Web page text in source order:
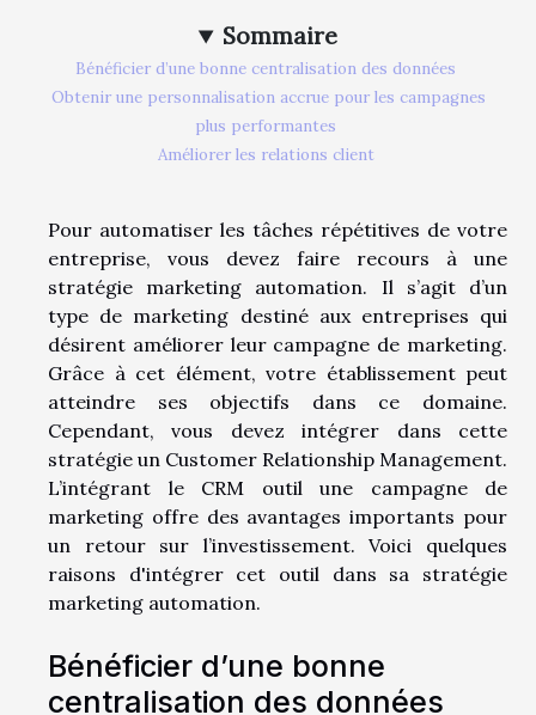
Sommaire
Bénéficier d’une bonne centralisation des données
Obtenir une personnalisation accrue pour les campagnes
plus performantes
Améliorer les relations client
Pour automatiser les tâches répétitives de votre
entreprise, vous devez faire recours à une
stratégie marketing automation. Il s’agit d’un
type de marketing destiné aux entreprises qui
désirent améliorer leur campagne de marketing.
Grâce à cet élément, votre établissement peut
atteindre ses objectifs dans ce domaine.
Cependant, vous devez intégrer dans cette
stratégie un Customer Relationship Management.
L’intégrant le CRM outil une campagne de
marketing offre des avantages importants pour
un retour sur l’investissement. Voici quelques
raisons d'intégrer cet outil dans sa stratégie
marketing automation.
Bénéficier d’une bonne
centralisation des données